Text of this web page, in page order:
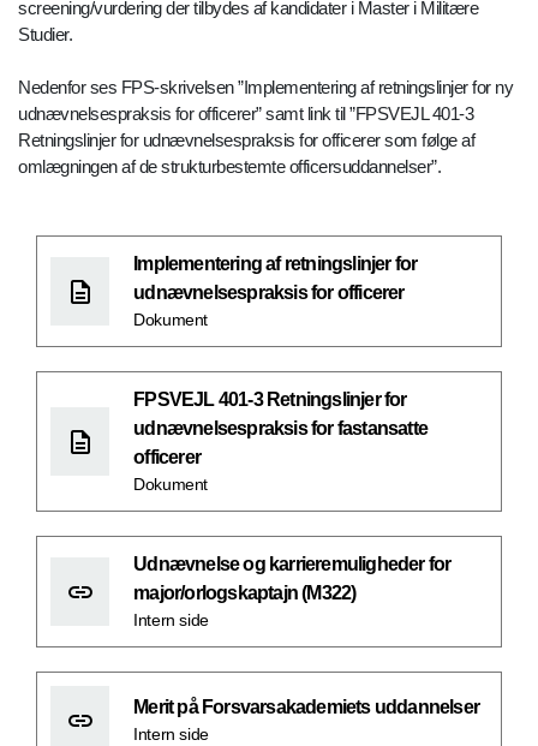
screening/vurdering der tilbydes af kandidater i Master i Militære
Studier.
Nedenfor ses FPS-skrivelsen ”Implementering af retningslinjer for ny
udnævnelsespraksis for officerer” samt link til ”FPSVEJL 401-3
Retningslinjer for udnævnelsespraksis for officerer som følge af
omlægningen af de strukturbestemte officersuddannelser”.
Implementering af retningslinjer for
udnævnelsespraksis for officerer
Dokument
FPSVEJL 401-3 Retningslinjer for
udnævnelsespraksis for fastansatte
officerer
Dokument
Udnævnelse og karrieremuligheder for
major/orlogskaptajn (M322)
Intern side
Merit på Forsvarsakademiets uddannelser
Intern side